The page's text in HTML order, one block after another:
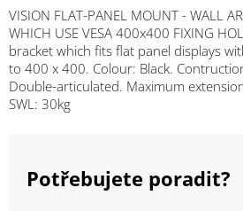
VISION FLAT-PANEL MOUNT - WALL
WHICH USE VESA 400x400 FIXING
bracket which fits flat panel displays
to 400 x 400. Colour: Black.
Double-articulated. Maximum
SWL: 30kg
Potřebujete poradit?